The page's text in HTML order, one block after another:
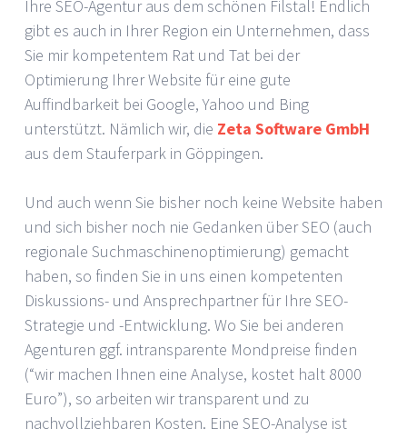
Ihre SEO-Agentur aus dem schönen Filstal! Endlich
gibt es auch in Ihrer Region ein Unternehmen, dass
Sie mir kompetentem Rat und Tat bei der
Optimierung Ihrer Website für eine gute
Auffindbarkeit bei Google, Yahoo und Bing
unterstützt. Nämlich wir, die Zeta Software GmbH
aus dem Stauferpark in Göppingen.
Und auch wenn Sie bisher noch keine Website haben
und sich bisher noch nie Gedanken über SEO (auch
regionale Suchmaschinenoptimierung) gemacht
haben, so finden Sie in uns einen kompetenten
Diskussions- und Ansprechpartner für Ihre SEO-
Strategie und -Entwicklung. Wo Sie bei anderen
Agenturen ggf. intransparente Mondpreise finden
(“wir machen Ihnen eine Analyse, kostet halt 8000
Euro”), so arbeiten wir transparent und zu
nachvollziehbaren Kosten. Eine SEO-Analyse ist